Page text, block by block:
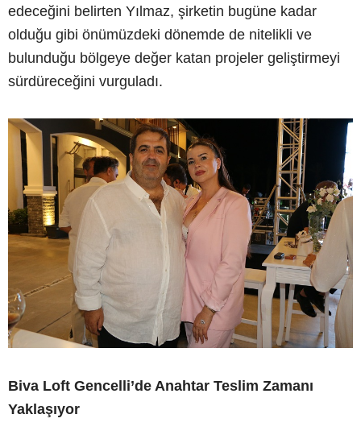
edeceğini belirten Yılmaz, şirketin bugüne kadar
olduğu gibi önümüzdeki dönemde de nitelikli ve
bulunduğu bölgeye değer katan projeler geliştirmeyi
sürdüreceğini vurguladı.
Biva Loft Gencelli’de Anahtar Teslim Zamanı
Yaklaşıyor